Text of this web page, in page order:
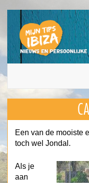
Een van de mooiste
toch wel Jondal.
Als je
aan